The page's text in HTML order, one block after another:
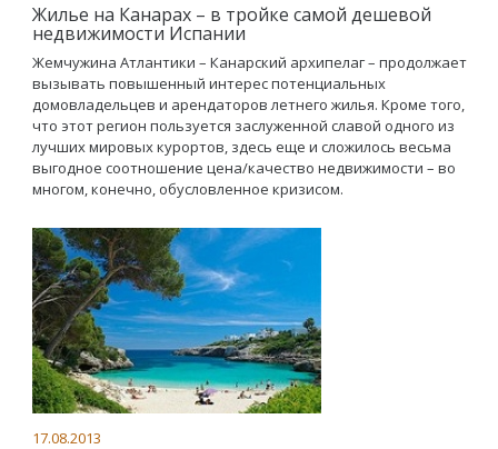
Жилье на Канарах – в тройке самой дешевой
недвижимости Испании
Жемчужина Атлантики – Канарский архипелаг – продолжает
вызывать повышенный интерес потенциальных
домовладельцев и арендаторов летнего жилья. Кроме того,
что этот регион пользуется заслуженной славой одного из
лучших мировых курортов, здесь еще и сложилось весьма
выгодное соотношение цена/качество недвижимости – во
многом, конечно, обусловленное кризисом.
17.08.2013